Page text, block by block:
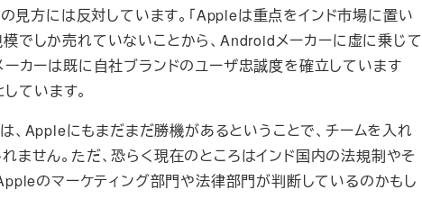
見方には反対しています。「Appleは重点をインド市場に置い
でしか売れていないことから、Androidメーカーに虚に乗じて
ーカーは既に自社ブランドのユーザ忠誠度を確立しています
ています。
、Appleにもまだまだ勝機があるということで、チームを入れ
せん。ただ、恐らく現在のところはインド国内の法規制やそ
のマーケティング部門や法律部門が判断しているのかもし